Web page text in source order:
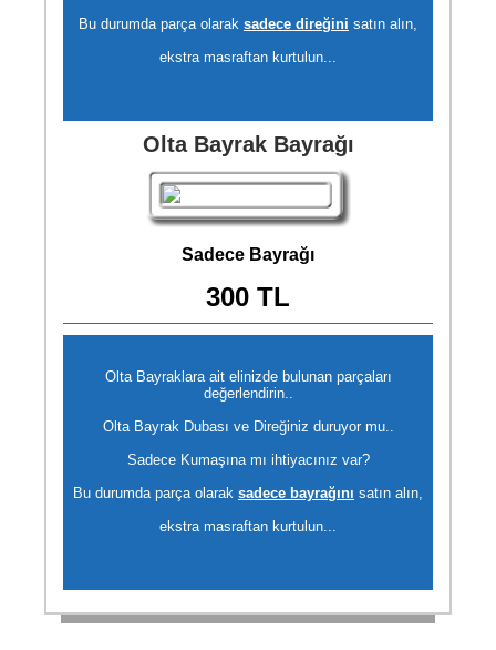
Bu durumda parça olarak sadece direğini satın alın,
ekstra masraftan kurtulun...
Olta Bayrak Bayrağı
Sadece Bayrağı
300 TL
Olta Bayraklara ait elinizde bulunan parçaları
değerlendirin..
Olta Bayrak Dubası ve Direğiniz duruyor mu..
Sadece Kumaşına mı ihtiyacınız var?
Bu durumda parça olarak sadece bayrağını satın alın,
ekstra masraftan kurtulun...